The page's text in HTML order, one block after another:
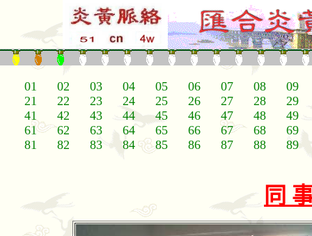
01 02 03 04 05 06 07 08
09
21
22 23 24 25 26 27 28
29
41
42 43 44 45 46 47 48
49
61
62 63 64 65 66 67 68
69
81
82 83 84 85 86 87 88 89
同